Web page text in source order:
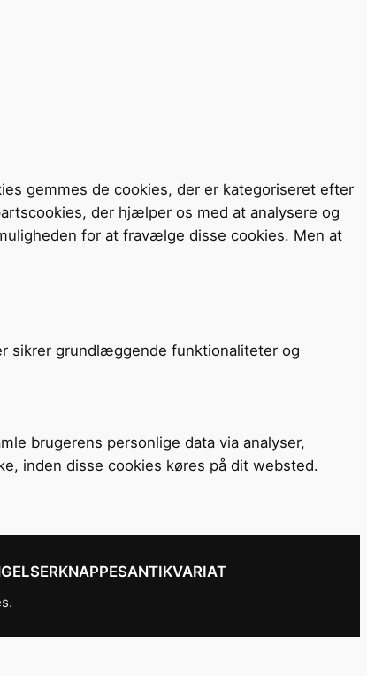
gemmes de cookies, der er kategoriseret efter
der hjælper os med at analysere og
for at fravælge disse cookies. Men at
sikrer grundlæggende funktionaliteter og
brugerens personlige data via analyser,
inden disse cookies køres på dit websted.
KNAPPESANTIKVARIAT